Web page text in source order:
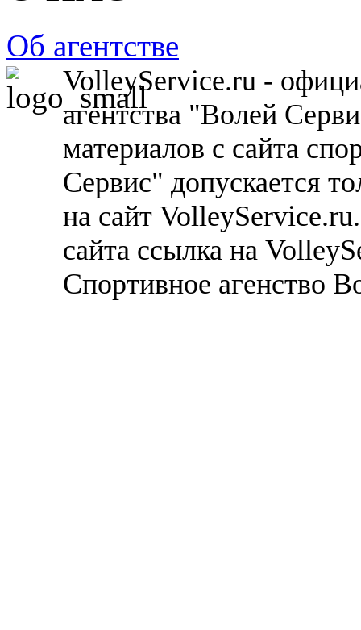
Об агентстве
VolleyService.ru -
агентства "Волей
материалов с сайта
Сервис" допускается
на сайт
сайта ссылка на
Спортивное агенство